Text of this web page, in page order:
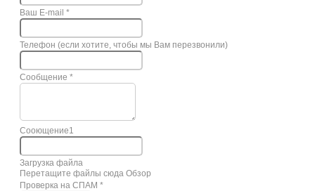
Ваш E-mail *
Телефон (если хотите, чтобы мы Вам перезвонили)
Сообщение *
Сооющение1
Загрузка файла
Перетащите файлы сюда Обзор
Проверка на СПАМ *